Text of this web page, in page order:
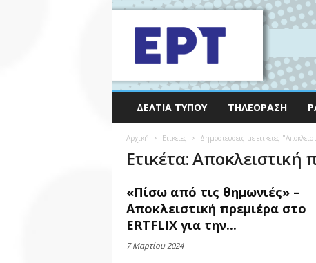
ΔΕΛΤΊΑ ΤΎΠΟΥ ΤΗΛΕΌΡΑΣΗ
Αρχική Ετικέτες Δημοσιεύσεις με ετικέτες
Ετικέτα: Αποκλειστική
«Πίσω από τις θημωνιές» –
Αποκλειστική πρεμιέρα στο
ERTFLIX για την...
7 Μαρτίου 2024